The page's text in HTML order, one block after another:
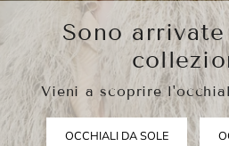
Sono
Vieni a scoprire
OCCHIALI DA SOLE